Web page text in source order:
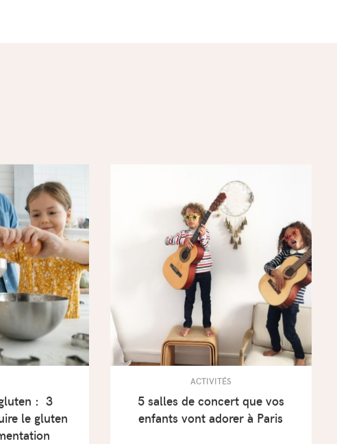
: 3
le gluten
ACTIVITÉS
5 salles de concert que vos
enfants vont adorer à Paris